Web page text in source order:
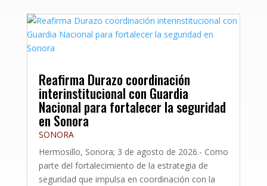
Reafirma Durazo coordinación
interinstitucional con Guardia
Nacional para fortalecer la seguridad
en Sonora
SONORA
Hermosillo, Sonora; 3 de agosto de 2026.- Como
parte del fortalecimiento de la estrategia de
seguridad que impulsa en coordinación con la